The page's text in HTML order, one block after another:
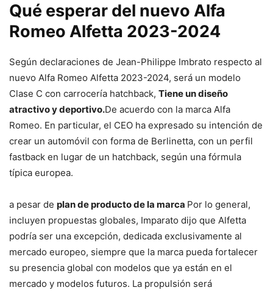
Qué esperar del nuevo Alfa
Romeo Alfetta 2023-2024
Según declaraciones de Jean-Philippe Imbrato respecto al
nuevo Alfa Romeo Alfetta 2023-2024, será un modelo
Clase C con carrocería hatchback, Tiene un diseño
atractivo y deportivo.De acuerdo con la marca Alfa
Romeo. En particular, el CEO ha expresado su intención de
crear un automóvil con forma de Berlinetta, con un perfil
fastback en lugar de un hatchback, según una fórmula
típica europea.
a pesar de plan de producto de la marca Por lo general,
incluyen propuestas globales, Imparato dijo que Alfetta
podría ser una excepción, dedicada exclusivamente al
mercado europeo, siempre que la marca pueda fortalecer
su presencia global con modelos que ya están en el
mercado y modelos futuros. La propulsión será